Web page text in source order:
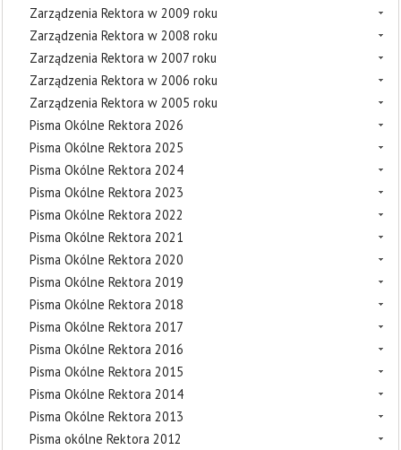
Zarządzenia Rektora w 2009 roku
Zarządzenia Rektora w 2008 roku
Zarządzenia Rektora w 2007 roku
Zarządzenia Rektora w 2006 roku
Zarządzenia Rektora w 2005 roku
Pisma Okólne Rektora 2026
Pisma Okólne Rektora 2025
Pisma Okólne Rektora 2024
Pisma Okólne Rektora 2023
Pisma Okólne Rektora 2022
Pisma Okólne Rektora 2021
Pisma Okólne Rektora 2020
Pisma Okólne Rektora 2019
Pisma Okólne Rektora 2018
Pisma Okólne Rektora 2017
Pisma Okólne Rektora 2016
Pisma Okólne Rektora 2015
Pisma Okólne Rektora 2014
Pisma Okólne Rektora 2013
Pisma okólne Rektora 2012